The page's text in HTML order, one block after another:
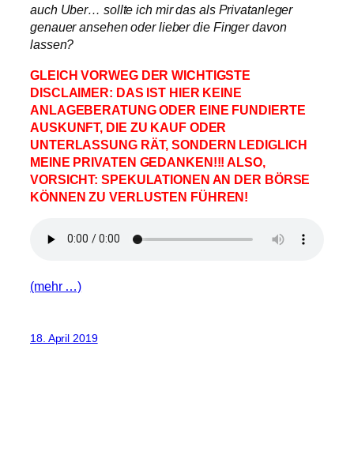
auch Uber… sollte ich mir das als Privatanleger
genauer ansehen oder lieber die Finger davon
lassen?
GLEICH VORWEG DER WICHTIGSTE
DISCLAIMER: DAS IST HIER KEINE
ANLAGEBERATUNG ODER EINE FUNDIERTE
AUSKUNFT, DIE ZU KAUF ODER
UNTERLASSUNG RÄT, SONDERN LEDIGLICH
MEINE PRIVATEN GEDANKEN!!! ALSO,
VORSICHT: SPEKULATIONEN AN DER BÖRSE
KÖNNEN ZU VERLUSTEN FÜHREN!
(mehr …)
18. April 2019